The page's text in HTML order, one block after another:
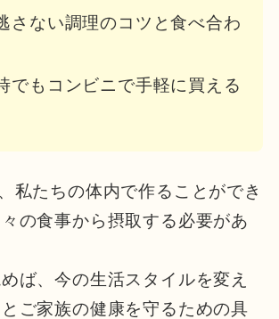
さない調理のコツと食べ合わ
でもコンビニで手軽に買える
私たちの体内で作ることができ
の食事から摂取する必要があ
ば、今の生活スタイルを変え
ご家族の健康を守るための具